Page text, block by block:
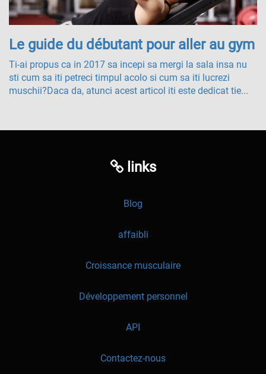
Le guide du débutant pour aller au gym
Ti-ai propus ca in 2017 sa incepi sa mergi la sala insa nu
sti cum sa iti petreci timpul acolo si cum sa iti lucrezi
muschii?Daca da, atunci acest articol iti este dedicat tie...
links
Blog
affaibli
Croissance musculaire
Développement personnel
API
Contactez-nous